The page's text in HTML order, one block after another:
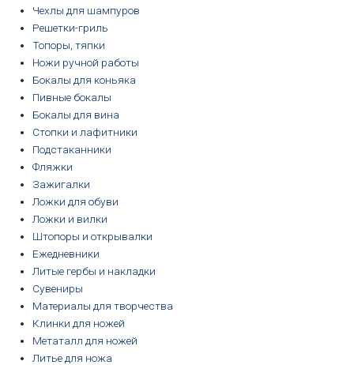
Чехлы для шампуров
Решетки-гриль
Топоры, тяпки
Ножи ручной работы
Бокалы для коньяка
Пивные бокалы
Бокалы для вина
Стопки и лафитники
Подстаканники
Фляжки
Зажигалки
Ложки для обуви
Ложки и вилки
Штопоры и открывалки
Ежедневники
Литые гербы и накладки
Сувениры
Материалы для творчества
Клинки для ножей
Метаталл для ножей
Литье для ножа